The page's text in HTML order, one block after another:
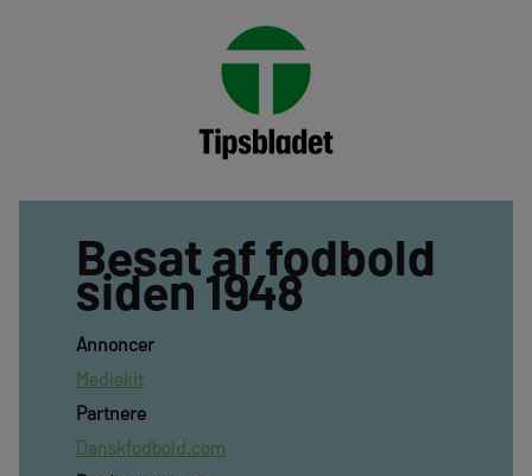
Besat af fodbold
siden 1948
Annoncer
Mediekit
Partnere
Danskfodbold.com